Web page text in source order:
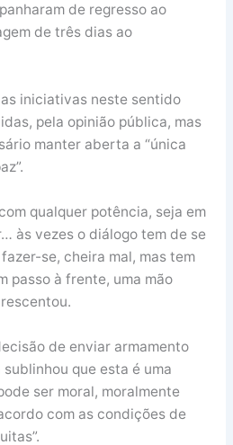
de regresso ao
de três dias ao
iniciativas neste sentido
pela opinião pública, mas
manter aberta a “única
qualquer potência, seja em
às vezes o diálogo tem de se
se, cheira mal, mas tem
passo à frente, uma mão
de enviar armamento
que esta é uma
ser moral, moralmente
com as condições de